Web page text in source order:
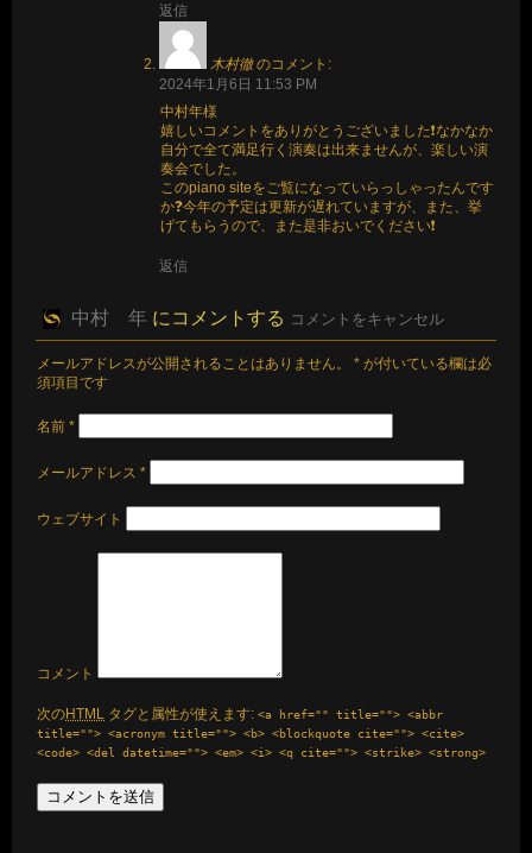
返信
木村徹 のコメント:
2024年1月6日 11:53 PM
中村年様
嬉しいコメントをありがとうございました❗なかなか
自分で全て満足行く演奏は出来ませんが、楽しい演
奏会でした。
このpiano siteをご覧になっていらっしゃったんです
か❓今年の予定は更新が遅れていますが、また、挙
げてもらうので、また是非おいでください❗
返信
中村 年 にコメントする コメントをキャンセル
メールアドレスが公開されることはありません。* が付いている欄は必
須項目です
名前*
メールアドレス*
ウェブサイト
コメント
次のHTML タグと属性が使えます:<a href="" title=""> <abbr
title=""> <acronym title=""> <b> <blockquote cite=""> <cite>
<code> <del datetime=""> <em> <i> <q cite=""> <strike> <strong>